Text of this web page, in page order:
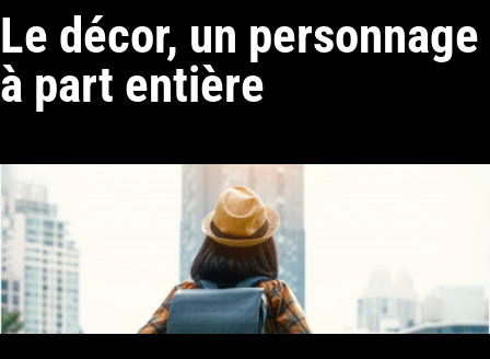
Le décor, un personnage
à part entière